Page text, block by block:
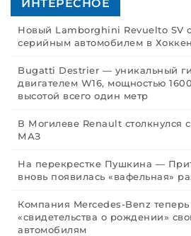
ИНТЕРЕСНОЕ
Новый Lamborghini Revuelto SV
серийным автомобилем в
Bugatti Destrier — уникальный
двигателем W16, мощностью
высотой всего один метр
В Могилеве Renault столкнулся
МАЗ
На перекрестке Пушкина —
вновь появилась «вафельная»
Компания Mercedes-Benz
«свидетельства о рождении»
автомобилям